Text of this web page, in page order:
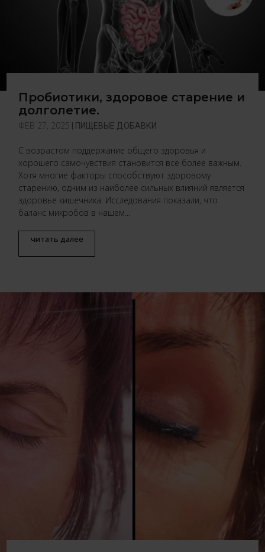
Пробиотики, здоровое старение и
долголетие.
ФЕВ 27, 2025 ПИЩЕВЫЕ ДОБАВКИ
С возрастом поддержание общего здоровья и
хорошего самочувствия становится все более важным.
Хотя многие факторы способствуют здоровому
старению, одним из наиболее сильных влияний является
здоровье кишечника. Исследования показали, что
баланс микробов в нашем...
читать далее